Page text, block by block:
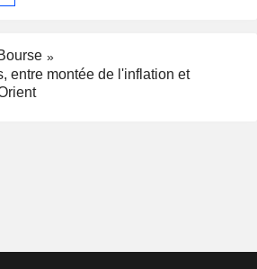
entre montée de l'inflation et